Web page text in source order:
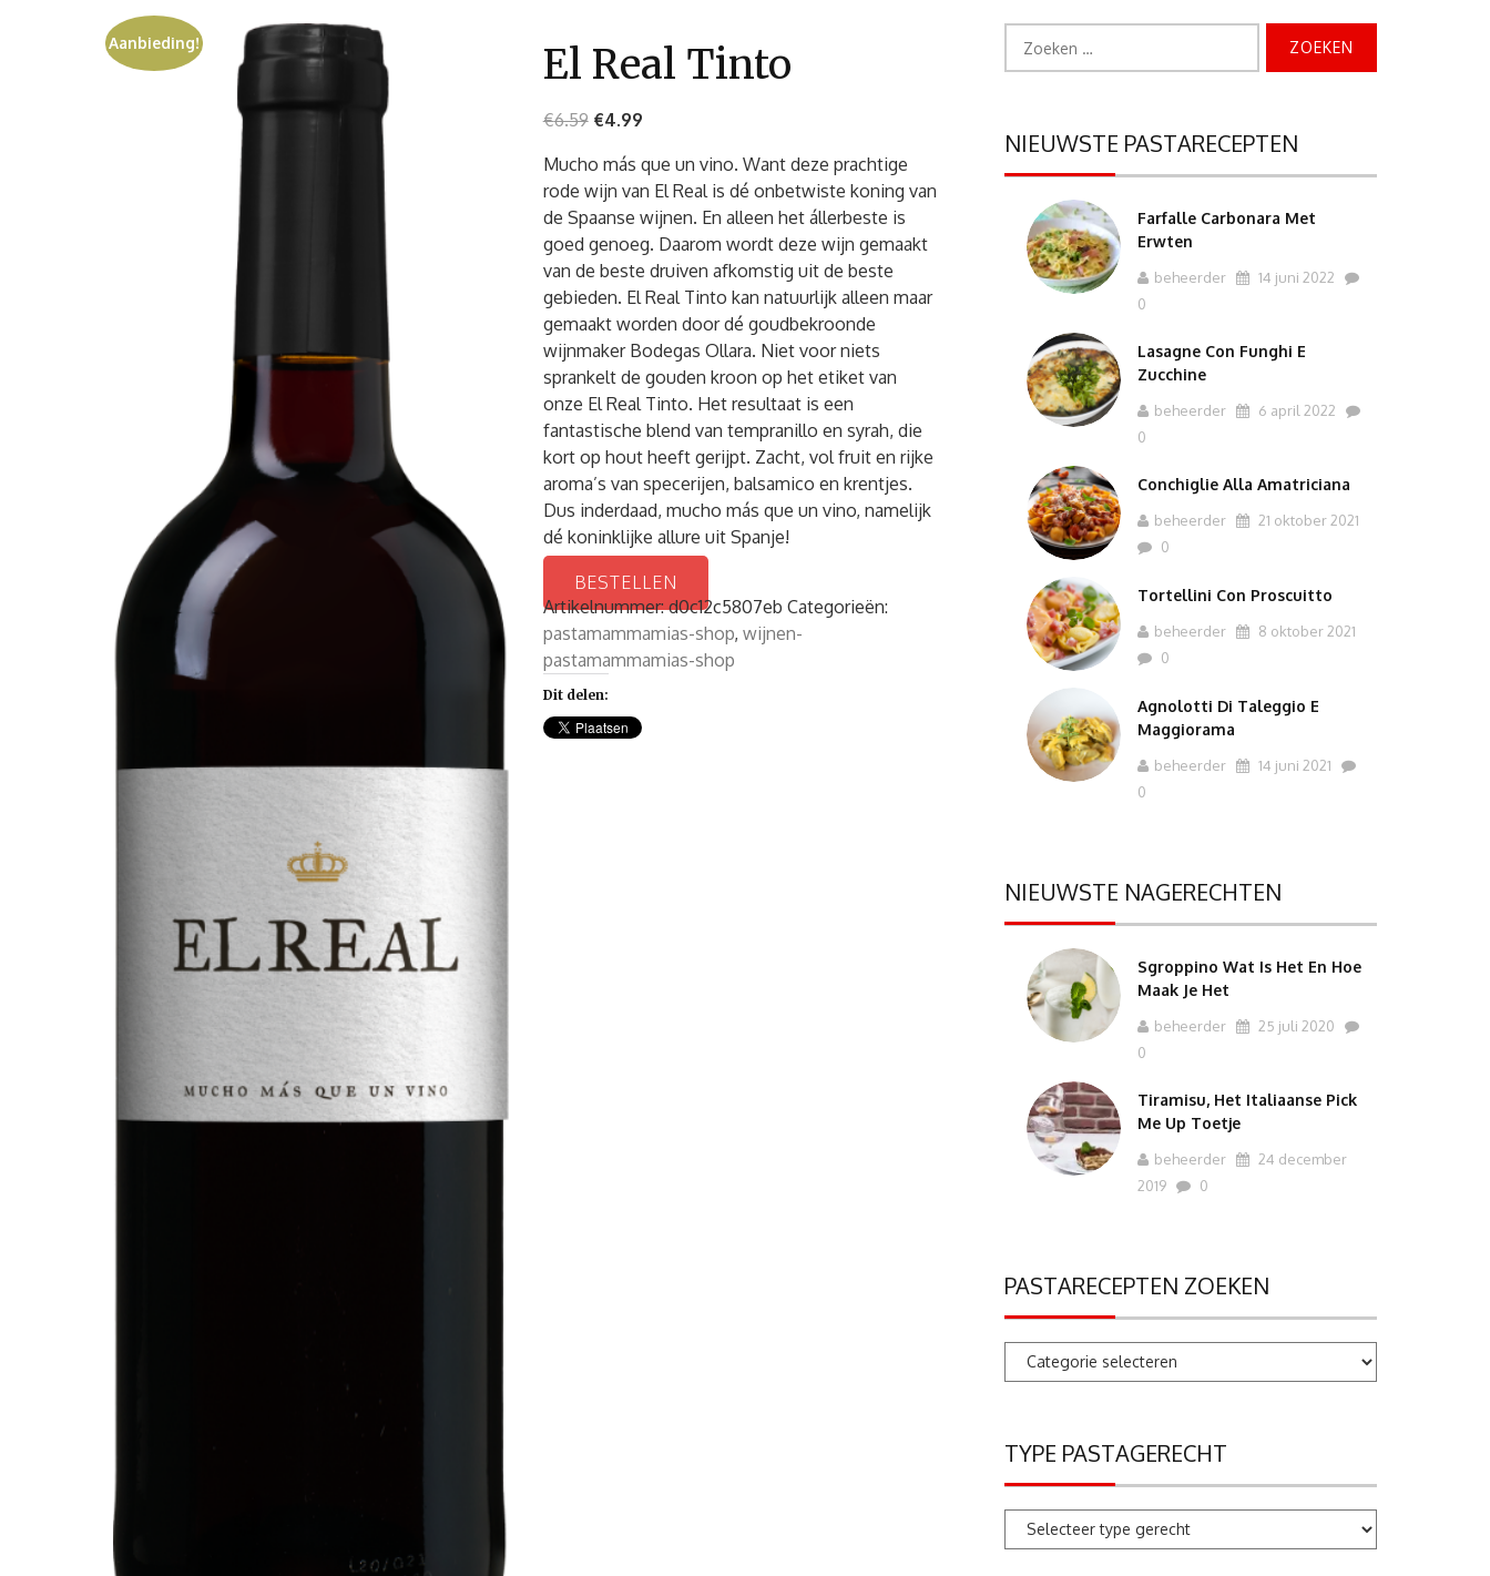
Aanbieding! El Real Tinto
€6.59 €4.99
Mucho más que un vino. Want deze prachtige
rode wijn van El Real is dé onbetwiste koning van
de Spaanse wijnen. En alleen het állerbeste is
goed genoeg. Daarom wordt deze wijn gemaakt
van de beste druiven afkomstig uit de beste
gebieden. El Real Tinto kan natuurlijk alleen maar
gemaakt worden door dé goudbekroonde
wijnmaker Bodegas Ollara. Niet voor niets
sprankelt de gouden kroon op het etiket van
onze El Real Tinto. Het resultaat is een
fantastische blend van tempranillo en syrah, die
kort op hout heeft gerijpt. Zacht, vol fruit en rijke
aroma’s van specerijen, balsamico en krentjes.
Dus inderdaad, mucho más que un vino, namelijk
dé koninklijke allure uit Spanje!
BESTELLEN
Artikelnummer:d0c12c5807eb Categorieën:
pastamammamias-shop, wijnen-
pastamammamias-shop
Dit delen:
NIEUWSTE PASTARECEPTEN
Farfalle Carbonara Met
Erwten
beheerder
14 juni 2022
0
Lasagne Con Funghi E
Zucchine
beheerder
6 april 2022
0
Conchiglie Alla Amatriciana
beheerder
21 oktober 2021
0
Tortellini Con Proscuitto
beheerder
8 oktober 2021
0
Agnolotti Di Taleggio E
Maggiorama
beheerder
14 juni 2021
0
NIEUWSTE NAGERECHTEN
Sgroppino Wat Is Het En Hoe
Maak Je Het
beheerder
25 juli 2020
0
Tiramisu, Het Italiaanse Pick
Me Up Toetje
beheerder
24 december
2019
0
PASTARECEPTEN ZOEKEN
Pastarecepten
zoeken
TYPE PASTAGERECHT